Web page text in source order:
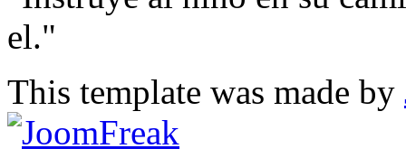
el."
This template was made by